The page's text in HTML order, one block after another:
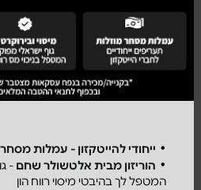
ייחודי להייטקזון - עמלות
הוריזון מבית אלטשולר שחם -
המטפל לך בהיבטי מיסוי רווח הון